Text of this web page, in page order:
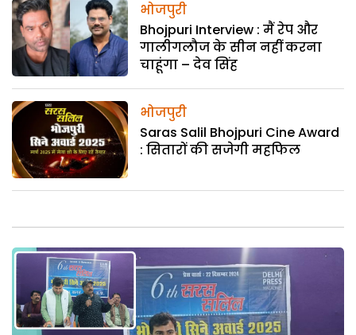
भोजपुरी
Bhojpuri Interview : मैं रेप और
गालीगलौज के सीन नहीं करना
चाहूंगा – देव सिंह
भोजपुरी
Saras Salil Bhojpuri Cine Award
: सितारों की सजेगी महफिल